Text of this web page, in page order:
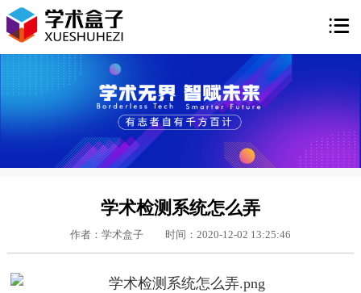

学术检测系统怎么弄
作者：学术盒子 时间：2020-12-02 13:25:46